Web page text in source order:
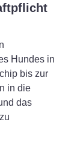
Hundes in
bis zur
in die
das